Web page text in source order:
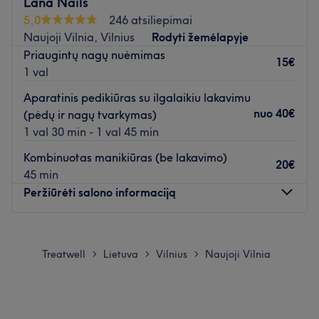
Artimiausias viešasis transportas:
Saloną yra lengva pasiekti autobusais: 31,122 (st.
Pavilnio sodai).
Komanda:
Meistrė yra patyrusi ir kruopšti savo darbo specialistė,
kuri užtikrins kokybiškai atliktas paslaugas bei padės
atsipalaiduoti.
Kas mums patinka:
Atmosfera:
Specializacija:nagų priežiūra.
Papildomi akcentai: salonas yra lengvai pasiekiamas
5,0
246 atsiliepimai
Naujoji Vilnia, Vilnius
Rodyti žemėlapyje
Priaugintų nagų nuėmimas
1 val
15€
Aparatinis pedikiūras su ilgalaikiu lakavimu
(pėdų ir nagų tvarkymas)
1 val 30 min - 1 val 45 min
nuo 40€
Kombinuotas manikiūras (be lakavimo)
45 min
20€
Peržiūrėti salono informaciją
Antradienis
08:00 –18:00
Treatwell > Lietuva > Vilnius > Naujoji Vilnia